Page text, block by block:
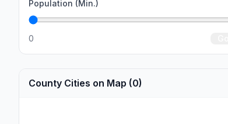
Population (Min.)
0
County Cities on Map (0)